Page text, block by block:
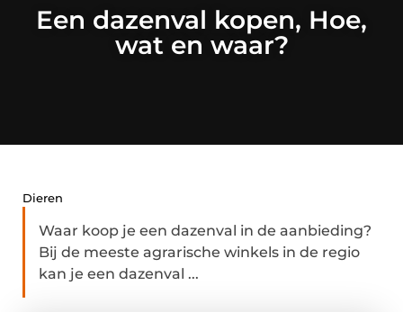
Een dazenval kopen, Hoe,
wat en waar?
Dieren
Waar koop je een dazenval in de aanbieding?
Bij de meeste agrarische winkels in de regio
kan je een dazenval ...